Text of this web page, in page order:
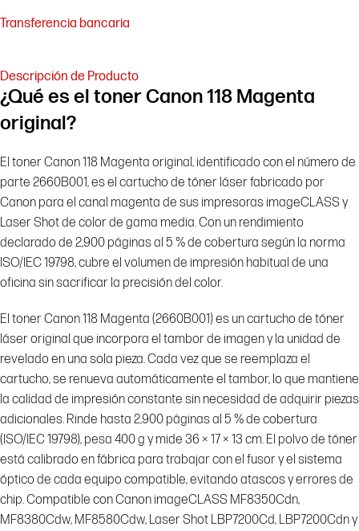
Transferencia bancaria
Descripción de Producto
¿Qué es el toner Canon 118 Magenta
original?
El toner Canon 118 Magenta original, identificado con el número de
parte 2660B001, es el cartucho de tóner láser fabricado por
Canon para el canal magenta de sus impresoras imageCLASS y
Laser Shot de color de gama media. Con un rendimiento
declarado de 2,900 páginas al 5 % de cobertura según la norma
ISO/IEC 19798, cubre el volumen de impresión habitual de una
oficina sin sacrificar la precisión del color.
El toner Canon 118 Magenta (2660B001) es un cartucho de tóner
láser original que incorpora el tambor de imagen y la unidad de
revelado en una sola pieza. Cada vez que se reemplaza el
cartucho, se renueva automáticamente el tambor, lo que mantiene
la calidad de impresión constante sin necesidad de adquirir piezas
adicionales. Rinde hasta 2,900 páginas al 5 % de cobertura
(ISO/IEC 19798), pesa 400 g y mide 36 × 17 × 13 cm. El polvo de tóner
está calibrado en fábrica para trabajar con el fusor y el sistema
óptico de cada equipo compatible, evitando atascos y errores de
chip. Compatible con Canon imageCLASS MF8350Cdn,
MF8380Cdw, MF8580Cdw, Laser Shot LBP7200Cd, LBP7200Cdn y